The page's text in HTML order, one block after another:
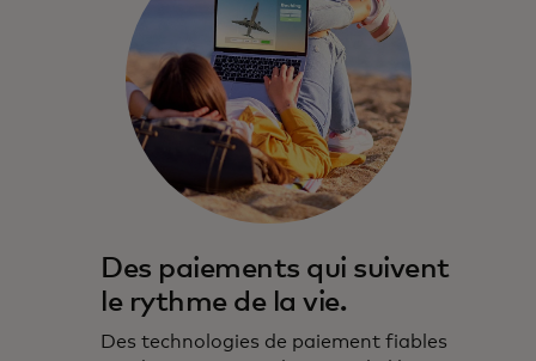
Des paiements qui suivent
le rythme de la vie.
Des technologies de paiement fiables